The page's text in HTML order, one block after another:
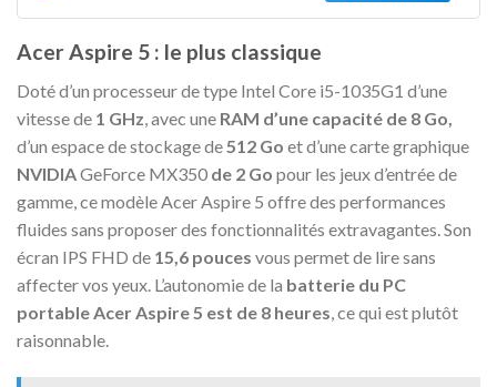
Acer Aspire 5 : le plus classique
Doté d’un processeur de type Intel Core i5-1035G1 d’une
vitesse de 1 GHz, avec une RAM d’une capacité de 8 Go,
d’un espace de stockage de512 Go et d’une carte graphique
NVIDIAGeForce MX350 de 2 Go pour les jeux d’entrée de
gamme, ce modèle Acer Aspire 5 offre des performances
fluides sans proposer des fonctionnalités extravagantes. Son
écran IPS FHD de 15,6 pouces vous permet de lire sans
affecter vos yeux. L’autonomie de la batterie du PC
portable Acer Aspire 5 est de 8 heures, ce qui est plutôt
raisonnable.